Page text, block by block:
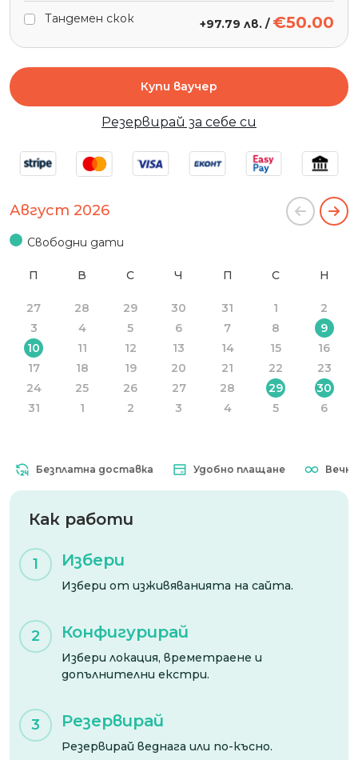
Тандемен скок +97.79 лв. / €50.00
Купи ваучер
Резервирай за себе си
Август 2026
Свободни дати
П В С Ч П С Н
27 28 29 30 31 1
2
3
4 5 6 7 8
9
10
11 12 13 14 15
16
17
18 19 20 21 22
23
24
25 26 27 28 29
30
31
1 2 3 4 5 6
Безплатна доставка Удобно плащане Вечна
Как работи
1 Избери
Избери от изживяванията на сайта.
2 Конфигурирай
Избери локация, времетраене и
допълнителни екстри.
3 Резервирай
Резервирай веднага или по-късно.